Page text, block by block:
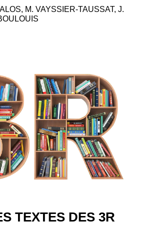
M. VAYSSIER-TAUSSAT, J.
TEXTES DES 3R